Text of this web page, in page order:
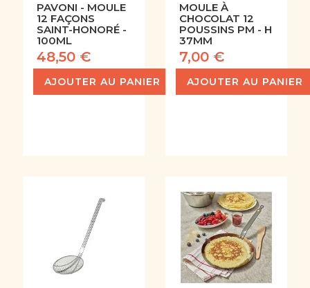
PAVONI - MOULE
12 FAÇONS
SAINT-HONORÉ -
100ML
48,50 €
AJOUTER AU PANIER
MOULE À
CHOCOLAT 12
POUSSINS PM - H
37MM
7,00 €
AJOUTER AU PANIER